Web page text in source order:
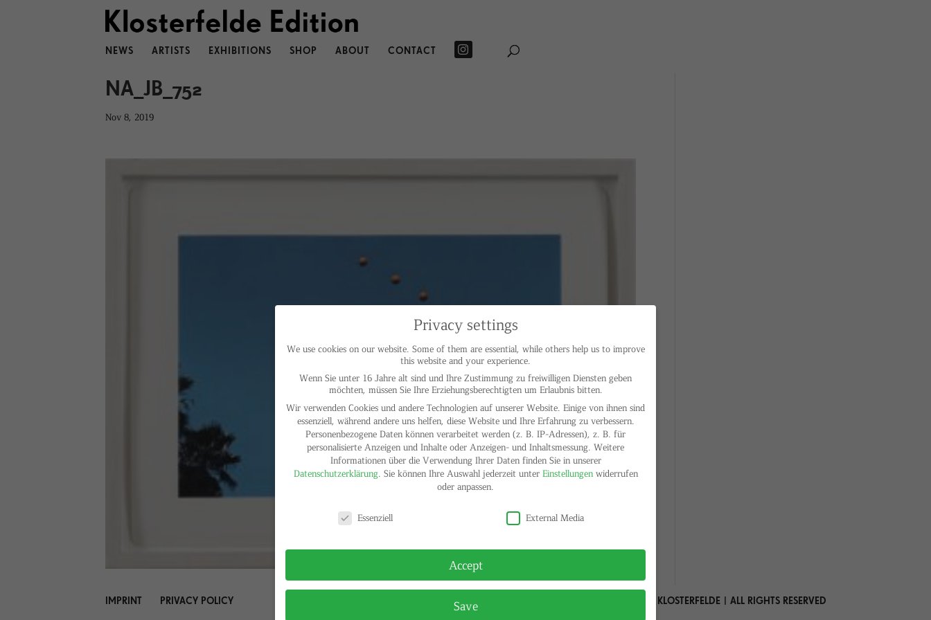
NEWS ARTISTS EXHIBITIONS SHOP ABOUT CONTACT
NA_JB_752
Nov 8, 2019
IMPRINT PRIVACY POLICY © HELGA MARIA KLOSTERFELDE | ALL RIGHTS RESERVED
Privacy settings
We use cookies on our website. Some of them are essential, while others help us to improve
this website and your experience.
Wenn Sie unter 16 Jahre alt sind und Ihre Zustimmung zu freiwilligen Diensten geben
möchten, müssen Sie Ihre Erziehungsberechtigten um Erlaubnis bitten.
Wir verwenden Cookies und andere Technologien auf unserer Website. Einige von ihnen sind
essenziell, während andere uns helfen, diese Website und Ihre Erfahrung zu verbessern.
Personenbezogene Daten können verarbeitet werden (z. B. IP-Adressen), z. B. für
personalisierte Anzeigen und Inhalte oder Anzeigen- und Inhaltsmessung. Weitere
Informationen über die Verwendung Ihrer Daten finden Sie in unserer
Datenschutzerklärung. Sie können Ihre Auswahl jederzeit unter Einstellungenwiderrufen
oder anpassen.
Essenziell
External Media
Accept
Save